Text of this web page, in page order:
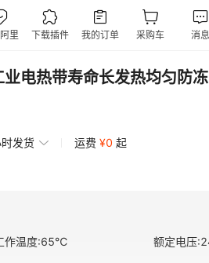
电热带寿命长发热均匀防
发货 运费 ¥0 起
作温度:65℃ 额定电压: